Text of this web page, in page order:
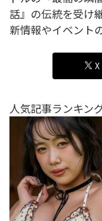
話』の伝統を受け
新情報やイベント
X
人気記事ランキン